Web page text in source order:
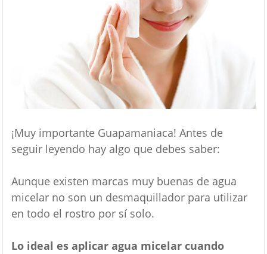
¡Muy importante Guapamaniaca! Antes de
seguir leyendo hay algo que debes saber:
Aunque existen marcas muy buenas de agua
micelar no son un desmaquillador para utilizar
en todo el rostro por sí solo.
Lo ideal es aplicar agua micelar cuando